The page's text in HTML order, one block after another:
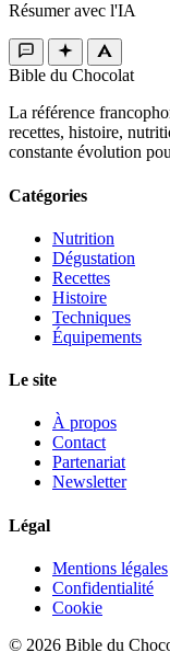
Résumer avec l'IA
Bible du Chocolat
La référence
recettes, histoire,
constante évolution
Catégories
Nutrition
Dégustation
Recettes
Histoire
Techniques
Équipements
Le site
À propos
Contact
Partenariat
Newsletter
Légal
Mentions légales
Confidentialité
Cookie
© 2026 Bible du